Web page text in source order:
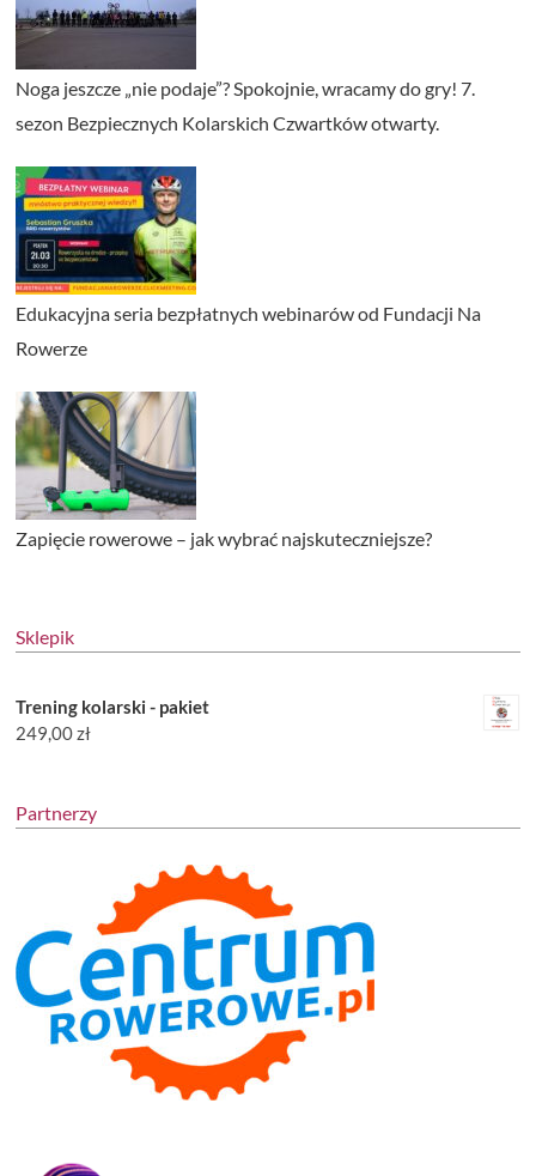
Noga jeszcze „nie podaje”? Spokojnie, wracamy do gry! 7.
sezon Bezpiecznych Kolarskich Czwartków otwarty.
Edukacyjna seria bezpłatnych webinarów od Fundacji Na
Rowerze
Zapięcie rowerowe – jak wybrać najskuteczniejsze?
Sklepik
Trening kolarski - pakiet
249,00zł
Partnerzy